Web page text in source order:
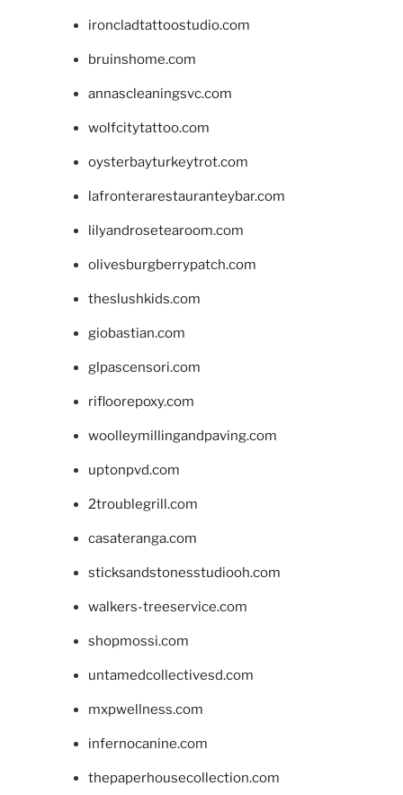
ironcladtattoostudio.com
bruinshome.com
annascleaningsvc.com
wolfcitytattoo.com
oysterbayturkeytrot.com
lafronterarestauranteybar.com
lilyandrosetearoom.com
olivesburgberrypatch.com
theslushkids.com
giobastian.com
glpascensori.com
rifloorepoxy.com
woolleymillingandpaving.com
uptonpvd.com
2troublegrill.com
casateranga.com
sticksandstonesstudiooh.com
walkers-treeservice.com
shopmossi.com
untamedcollectivesd.com
mxpwellness.com
infernocanine.com
thepaperhousecollection.com